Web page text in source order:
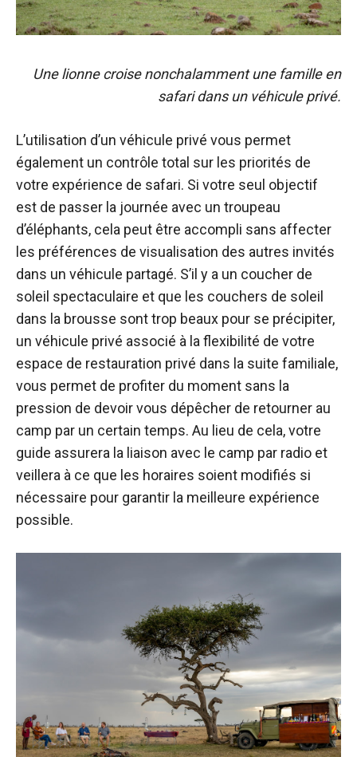
Une lionne croise nonchalamment une famille en
safari dans un véhicule privé.
L’utilisation d’un véhicule privé vous permet
également un contrôle total sur les priorités de
votre expérience de safari. Si votre seul objectif
est de passer la journée avec un troupeau
d’éléphants, cela peut être accompli sans affecter
les préférences de visualisation des autres invités
dans un véhicule partagé. S’il y a un coucher de
soleil spectaculaire et que les couchers de soleil
dans la brousse sont trop beaux pour se précipiter,
un véhicule privé associé à la flexibilité de votre
espace de restauration privé dans la suite familiale,
vous permet de profiter du moment sans la
pression de devoir vous dépêcher de retourner au
camp par un certain temps. Au lieu de cela, votre
guide assurera la liaison avec le camp par radio et
veillera à ce que les horaires soient modifiés si
nécessaire pour garantir la meilleure expérience
possible.